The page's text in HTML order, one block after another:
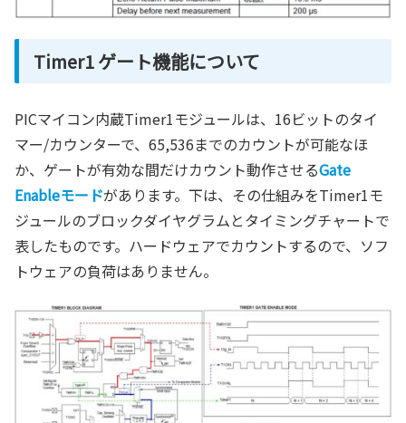
Timer1 ゲート機能について
PICマイコン内蔵Timer1モジュールは、16ビットのタイ
マー/カウンターで、65,536までのカウントが可能なほ
か、ゲートが有効な間だけカウント動作させるGate
Enableモードがあります。下は、その仕組みをTimer1モ
ジュールのブロックダイヤグラムとタイミングチャートで
表したものです。ハードウェアでカウントするので、ソフ
トウェアの負荷はありません。